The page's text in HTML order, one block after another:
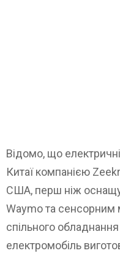
Відомо, що
Китаї компанією
США, перш ніж
Waymo та сенсорним
спільного
електромобіль